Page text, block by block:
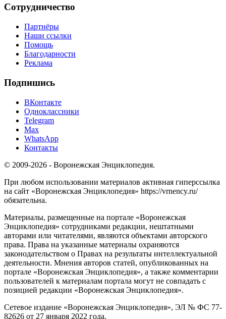
Сотрудничество
Партнёры
Наши ссылки
Помощь
Благодарности
Реклама
Подпишись
ВКонтакте
Одноклассники
Telegram
Max
WhatsApp
Контакты
© 2009-2026 - Воронежская Энциклопедия.
При любом использовании материалов активная гиперссылка
на сайт «Воронежская Энциклопедия» https://vrnency.ru/
обязательна.
Материалы, размещенные на портале «Воронежская
Энциклопедия» сотрудниками редакции, нештатными
авторами или читателями, являются объектами авторского
права. Права на указанные материалы охраняются
законодательством о Правах на результаты интеллектуальной
деятельности. Мнения авторов статей, опубликованных на
портале «Воронежская Энциклопедия», а также комментарии
пользователей к материалам портала могут не совпадать с
позицией редакции «Воронежская Энциклопедия».
Сетевое издание «Воронежская Энциклопедия», ЭЛ № ФС 77-
82626 от 27 января 2022 года.